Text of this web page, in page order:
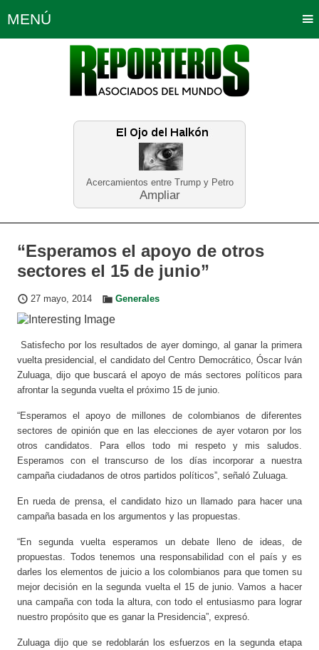
Acercamientos entre Trump y Petro
Ampliar
MENÚ
Política Opinión Bogotá
Planeta Tierra Deportes
Educación Neira
“Esperamos el apoyo de otros
sectores el 15 de junio”
27 mayo, 2014 Generales
Satisfecho por los resultados de ayer domingo, al ganar la primera
vuelta presidencial, el candidato del Centro Democrático, Óscar Iván
Zuluaga, dijo que buscará el apoyo de más sectores políticos para
afrontar la segunda vuelta el próximo 15 de junio.
“Esperamos el apoyo de millones de colombianos de diferentes
sectores de opinión que en las elecciones de ayer votaron por los
otros candidatos. Para ellos todo mi respeto y mis saludos.
Esperamos con el transcurso de los días incorporar a nuestra
campaña ciudadanos de otros partidos políticos”, señaló Zuluaga.
En rueda de prensa, el candidato hizo un llamado para hacer una
campaña basada en los argumentos y las propuestas.
“En segunda vuelta esperamos un debate lleno de ideas, de
propuestas. Todos tenemos una responsabilidad con el país y es
darles los elementos de juicio a los colombianos para que tomen su
mejor decisión en la segunda vuelta el 15 de junio. Vamos a hacer
una campaña con toda la altura, con todo el entusiasmo para lograr
nuestro propósito que es ganar la Presidencia”, expresó.
Zuluaga dijo que se redoblarán los esfuerzos en la segunda etapa